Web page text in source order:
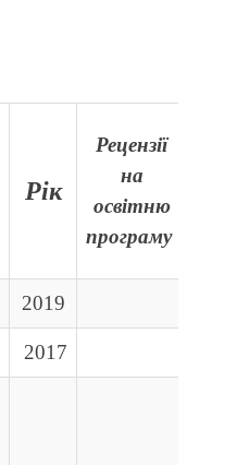
Рік
Рецензії
на
освітню
програму
2019
2017